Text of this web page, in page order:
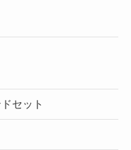
セット